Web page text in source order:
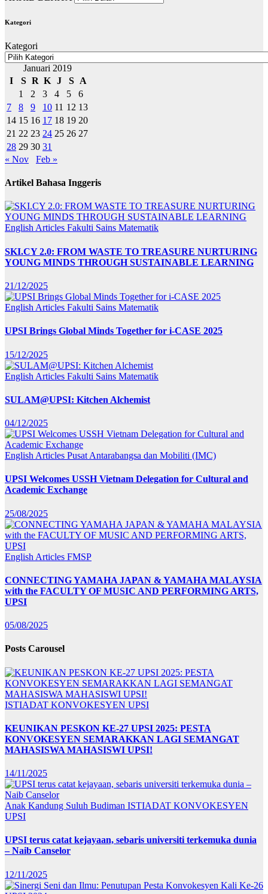
Kategori
Kategori
Januari 2019
I
S R K J S
A
1
2 3 4 5
6
7
8 9 10 11 12 13
14 15 16 17 18 19 20
21 22 23 24 25 26 27
28 29 30 31
« Nov
Feb »
Artikel Bahasa Inggeris
English Articles Fakulti Sains Matematik
SKI.CY 2.0: FROM WASTE TO TREASURE NURTURING
YOUNG MINDS THROUGH SUSTAINABLE LEARNING
21/12/2025
English Articles Fakulti Sains Matematik
UPSI Brings Global Minds Together for i-CASE 2025
15/12/2025
English Articles Fakulti Sains Matematik
SULAM@UPSI: Kitchen Alchemist
04/12/2025
English Articles Pusat Antarabangsa dan Mobiliti (IMC)
UPSI Welcomes USSH Vietnam Delegation for Cultural and
Academic Exchange
25/08/2025
English Articles FMSP
CONNECTING YAMAHA JAPAN & YAMAHA MALAYSIA
with the FACULTY OF MUSIC AND PERFORMING ARTS,
UPSI
05/08/2025
Posts Carousel
ISTIADAT KONVOKESYEN UPSI
KEUNIKAN PESKON KE-27 UPSI 2025: PESTA
KONVOKESYEN SEMARAKKAN LAGI SEMANGAT
MAHASISWA MAHASISWI UPSI!
14/11/2025
Anak Kandung Suluh Budiman ISTIADAT KONVOKESYEN
UPSI
UPSI terus catat kejayaan, sebaris universiti terkemuka dunia
– Naib Canselor
12/11/2025